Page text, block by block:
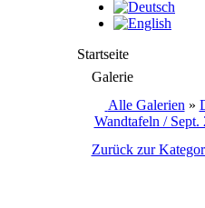
Startseite
Galerie
Alle Galerien »
Wandtafeln / Sept.
Zurück zur